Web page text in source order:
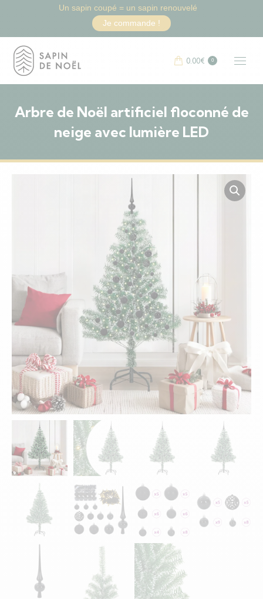
0.00€ 0
Arbre de Noël artificiel floconné de
neige avec lumière LED
Un sapin coupé = un sapin renouvelé
Je commande !